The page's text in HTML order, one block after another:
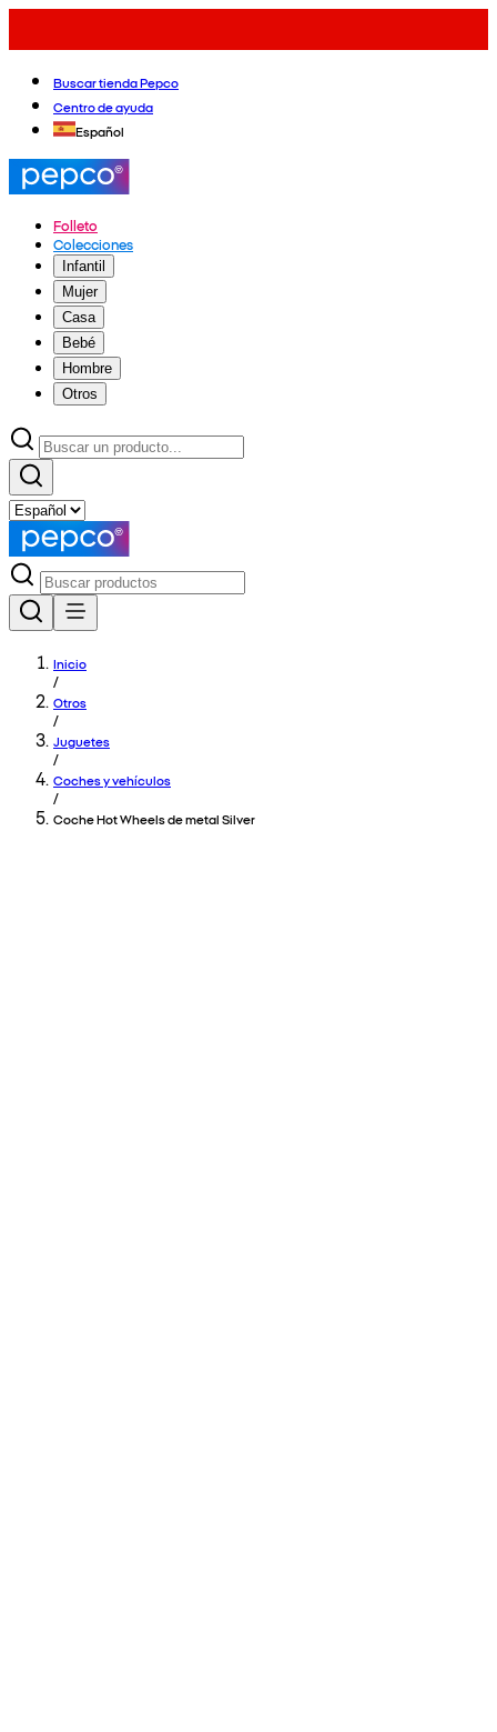
Buscar tienda Pepco
Centro de ayuda
Español
Folleto
Colecciones
Infantil
Mujer
Casa
Bebé
Hombre
Otros
Inicio
/
Otros
/
Juguetes
/
Coches y vehículos
/
Coche Hot Wheels de metal Silver